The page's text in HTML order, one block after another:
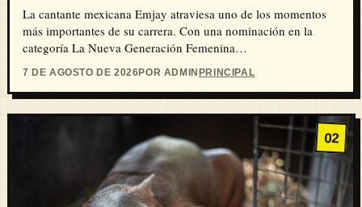
La cantante mexicana Emjay atraviesa uno de los momentos
más importantes de su carrera. Con una nominación en la
categoría La Nueva Generación Femenina…
7 DE AGOSTO DE 2026POR ADMIN PRINCIPAL
02